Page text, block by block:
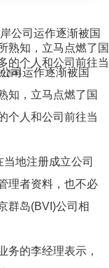
百科>
公司运作逐渐被国
熟知，立马点燃了国
的个人和公司前往当
司运作逐渐被国
知，立马点燃了国
个人和公司前往当
地注册成立公司
理者资料，也不必
群岛(BVI)公司相
务的李经理表示，